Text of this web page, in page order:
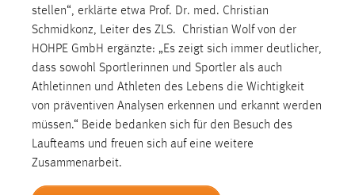
stellen“, erklärte etwa Prof. Dr. med. Christian
Schmidkonz, Leiter des ZLS. Christian Wolf von der
HOHPE GmbH ergänzte: „Es zeigt sich immer deutlicher,
dass sowohl Sportlerinnen und Sportler als auch
Athletinnen und Athleten des Lebens die Wichtigkeit
von präventiven Analysen erkennen und erkannt werden
müssen.“ Beide bedanken sich für den Besuch des
Laufteams und freuen sich auf eine weitere
Zusammenarbeit.